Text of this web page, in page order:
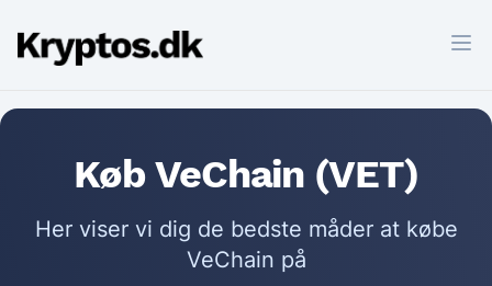
Kryptos.dk
Køb VeChain (VET)
Her viser vi dig de bedste måder at købe
VeChain på